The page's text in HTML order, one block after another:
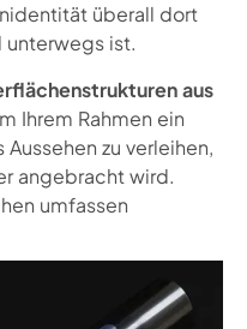
überall dort
unterwegs ist.
aus
Ihrem Rahmen ein
zu verleihen,
angebracht wird.
umfassen